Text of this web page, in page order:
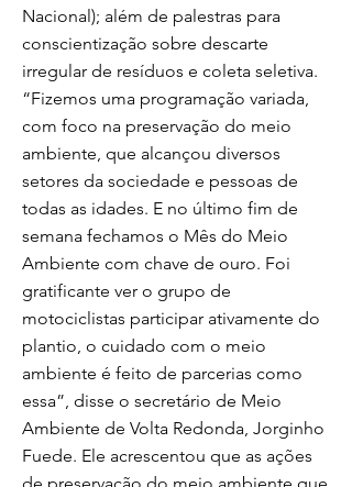
Nacional); além de palestras para
conscientização sobre descarte
irregular de resíduos e coleta seletiva.
“Fizemos uma programação variada,
com foco na preservação do meio
ambiente, que alcançou diversos
setores da sociedade e pessoas de
todas as idades. E no último fim de
semana fechamos o Mês do Meio
Ambiente com chave de ouro. Foi
gratificante ver o grupo de
motociclistas participar ativamente do
plantio, o cuidado com o meio
ambiente é feito de parcerias como
essa”, disse o secretário de Meio
Ambiente de Volta Redonda, Jorginho
Fuede. Ele acrescentou que as ações